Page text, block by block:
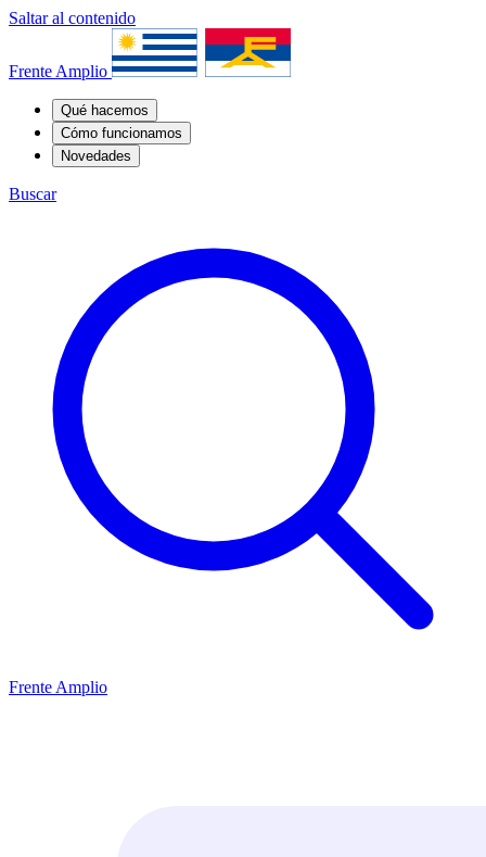
Saltar al contenido
Frente Amplio
Qué hacemos
Cómo funcionamos
Novedades
Buscar
Frente Amplio